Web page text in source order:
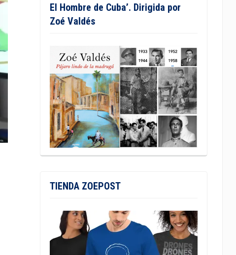
El Hombre de Cuba’. Dirigida por
Zoé Valdés
TIENDA ZOEPOST